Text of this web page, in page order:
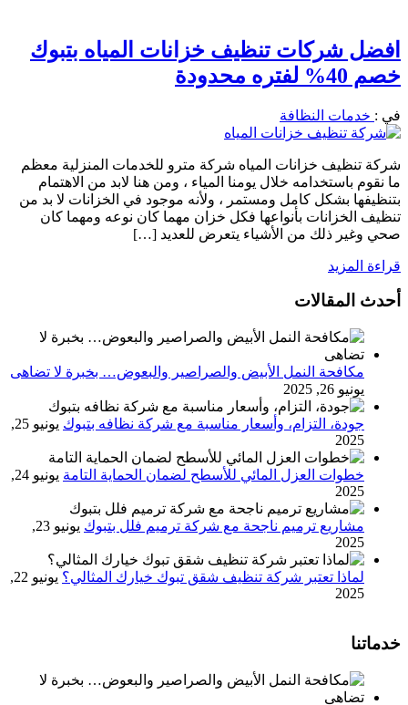
افضل شركات تنظيف خزانات المياه بتبوك
خصم 40% لفتره محدودة
في : خدمات النظافة
شركة تنظيف خزانات المياه شركة مترو للخدمات المنزلية معظم
ما نقوم باستخدامه خلال يومنا المياء ، ومن هنا لابد من الاهتمام
بتنظيفها بشكل كامل ومستمر ، ولأنه موجود في الخزانات لا بد من
تنظيف الخزانات بأنواعها فكل خزان مهما كان نوعه ومهما كان
صحي وغير ذلك من الأشياء يتعرض للعديد […]
قراءة المزيد
أحدث المقالات
مكافحة النمل الأبيض والصراصير والبعوض… بخبرة لا تضاهى
يونيو 26, 2025
جودة، التزام، وأسعار مناسبة مع شركة نظافه بتبوك
يونيو 25,
2025
خطوات العزل المائي للأسطح لضمان الحماية التامة
يونيو 24,
2025
مشاريع ترميم ناجحة مع شركة ترميم فلل بتبوك
يونيو 23,
2025
لماذا تعتبر شركة تنظيف شقق تبوك خيارك المثالي؟
يونيو 22,
2025
خدماتنا